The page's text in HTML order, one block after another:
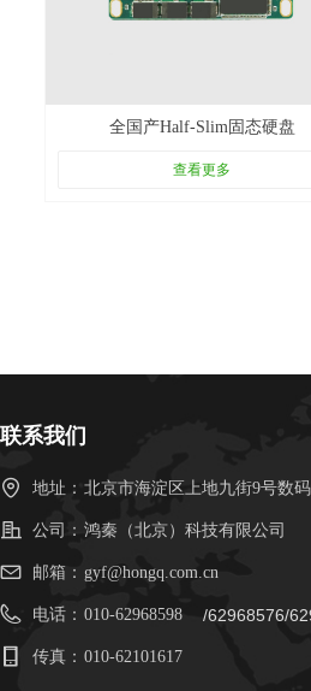
全国产Half-Slim固态硬盘
查看更多
地址： 北京市海淀区上地九街9号数
公司： 鸿秦（北京）科技有限公司
邮箱： gyf@hongq.com.cn
电话： 010-62968598
传真： 010-62101617
联系我们
/62968576/